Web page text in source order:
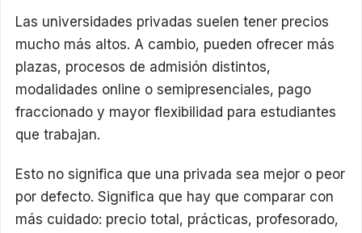
Las universidades privadas suelen tener precios
mucho más altos. A cambio, pueden ofrecer más
plazas, procesos de admisión distintos,
modalidades online o semipresenciales, pago
fraccionado y mayor flexibilidad para estudiantes
que trabajan.
Esto no significa que una privada sea mejor o peor
por defecto. Significa que hay que comparar con
más cuidado: precio total, prácticas, profesorado,